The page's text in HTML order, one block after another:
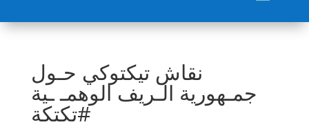
نقاش تيكتوكي حـول
جمـهورية الـريف الوهمـ ـية
#تكتكة